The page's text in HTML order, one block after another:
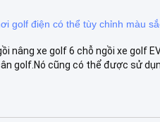
golf điện có thể tùy chỉnh màu
nâng xe golf 6 chỗ ngồi xe
golf.Nó cũng có thể được sử